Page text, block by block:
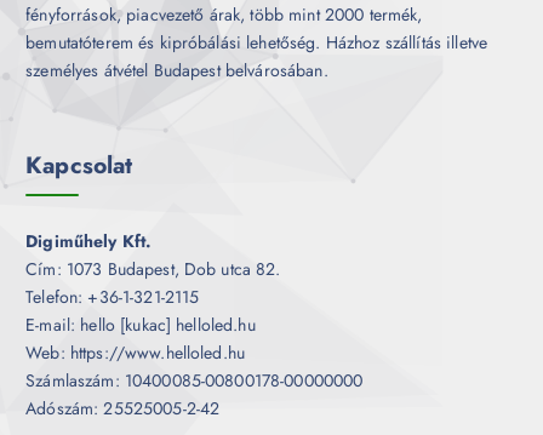
fényforrások, piacvezető árak, több mint 2000 termék,
bemutatóterem és kipróbálási lehetőség. Házhoz szállítás illetve
személyes átvétel Budapest belvárosában.
Kapcsolat
Digiműhely Kft.
Cím: 1073 Budapest, Dob utca 82.
Telefon: +36-1-321-2115
E-mail: hello [kukac] helloled.hu
Web: https://www.helloled.hu
Számlaszám: 10400085-00800178-00000000
Adószám: 25525005-2-42